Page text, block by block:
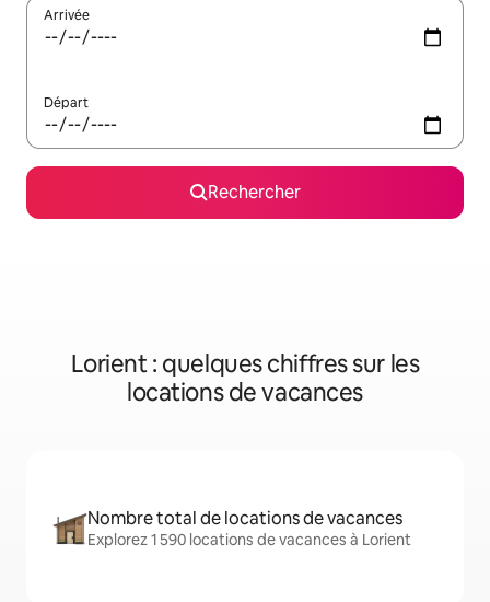
Arrivée
Départ
Rechercher
Lorient : quelques chiffres sur les
locations de vacances
Nombre total de locations de vacances
Explorez 1 590 locations de vacances à Lorient